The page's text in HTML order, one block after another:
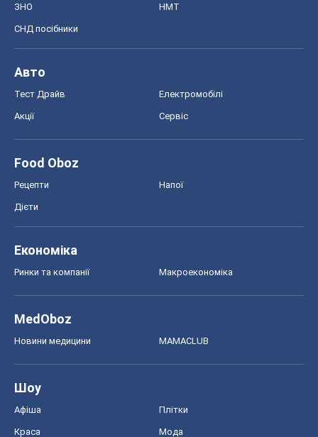
ЗНО НМТ
СНД посібники
Авто
Тест Драйв Електромобілі
Акції Сервіс
Food Oboz
Рецепти Напої
Дієти
Економіка
Ринки та компанії Макроекономіка
MedOboz
Новини медицини MAMACLUB
Шоу
Афіша Плітки
Краса Мода